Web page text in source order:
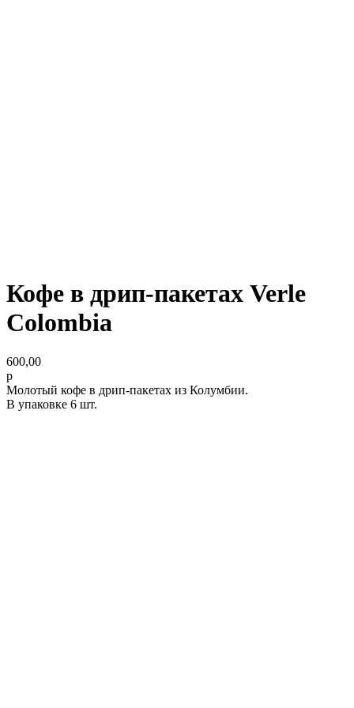
Кофе в дрип-пакетах Verle
Colombia
600,00
р
Молотый кофе в дрип-пакетах из Колумбии.
В упаковке 6 шт.